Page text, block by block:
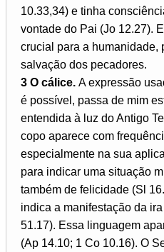
10.33,34) e tinha
vontade do Pai (Jo 12.27).
crucial para a humanidade,
salvação dos pecadores.
3 O cálice. A expressão
é possível, passa de mim
entendida à luz do Antigo
copo aparece com
especialmente na sua
para indicar uma situação
também de felicidade (Sl
indica a manifestação da
51.17). Essa linguagem
(Ap 14.10; 1 Co 10.16). O